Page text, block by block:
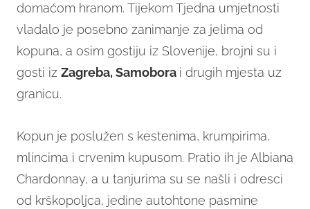
domaćom hranom. Tijekom Tjedna umjetnosti
vladalo je posebno zanimanje za jelima od
kopuna, a osim gostiju iz Slovenije, brojni su i
gosti iz Zagreba, Samobora i drugih mjesta uz
granicu.
Kopun je poslužen s kestenima, krumpirima,
mlincima i crvenim kupusom. Pratio ih je Albiana
Chardonnay, a u tanjurima su se našli i odresci
od krškopoljca, jedine autohtone pasmine